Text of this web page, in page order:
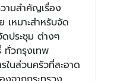
ามสำคัญเรื่อง
หมาะสำหรับจัด
ประชุม ต่างๆ
ทั่วกรุงเทพ
ในส่วนครัวที่สะอาด